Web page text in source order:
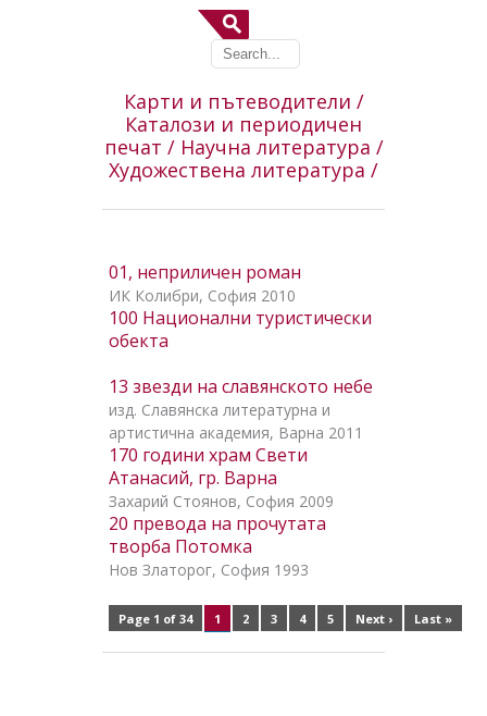
Карти и пътеводители /
Каталози и периодичен
печат / Научна литература /
Художествена литература /
01, неприличен роман
ИК Колибри, София 2010
100 Национални туристически
обекта
13 звезди на славянското небе
изд. Славянска литературна и
артистична академия, Варна 2011
170 години храм Свети
Атанасий, гр. Варна
Захарий Стоянов, София 2009
20 превода на прочутата
творба Потомка
Нов Златорог, София 1993
Page 1 of 34 1 2 3 4 5 Next › Last »